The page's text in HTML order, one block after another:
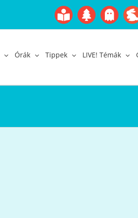
Boofairy
Gyerekangol
Advent
Órák Tippek LIVE! Témák